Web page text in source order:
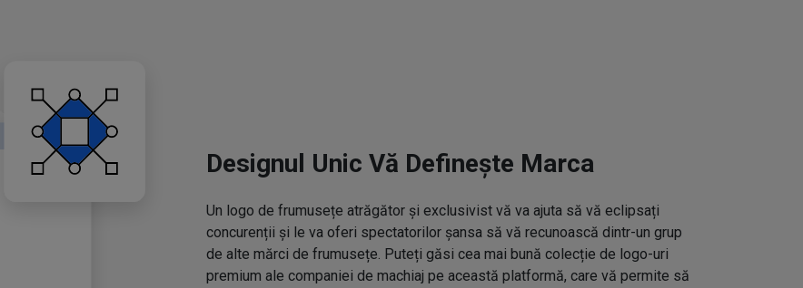
Designul Unic Vă Definește Marca
Un logo de frumusețe atrăgător și exclusivist vă va ajuta să vă eclipsați
concurenții și le va oferi spectatorilor șansa să vă recunoască dintr-un grup
de alte mărci de frumusețe. Puteți găsi cea mai bună colecție de logo-uri
premium ale companiei de machiaj pe această platformă, care vă permite să